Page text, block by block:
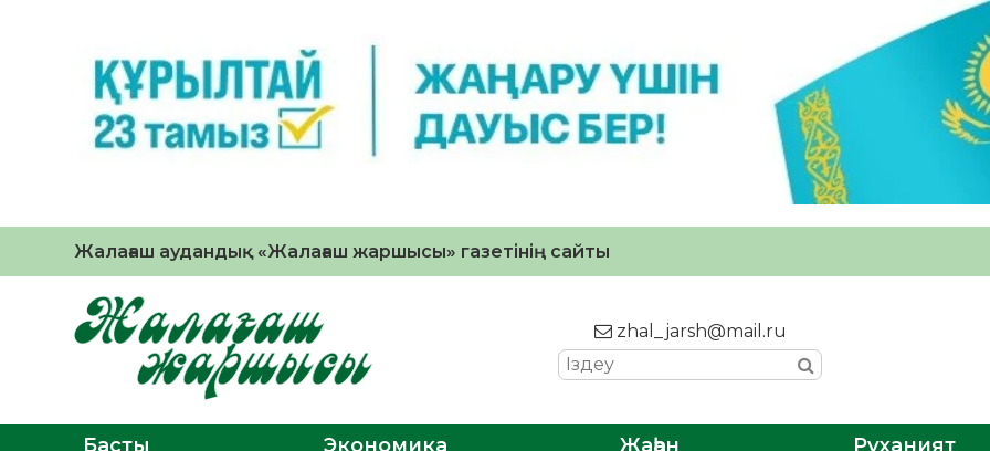
Жалағаш аудандық «Жалағаш жаршысы» газетінің сайты
zhal_jarsh@mail.ru
Басты Экономика Жаһан Руханият